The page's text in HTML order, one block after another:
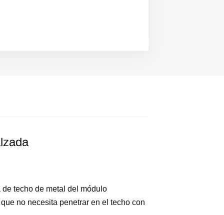
techo de metal del módulo
no necesita penetrar en el techo con